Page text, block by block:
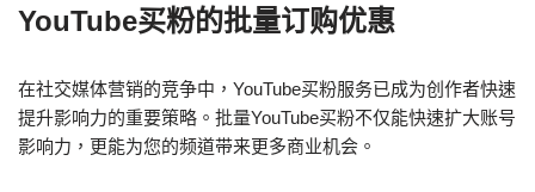
YouTube买粉的批量订购优惠
在社交媒体营销的竞争中，YouTube买粉服务已成为创作者快速
提升影响力的重要策略。批量YouTube买粉不仅能快速扩大账号
影响力，更能为您的频道带来更多商业机会。